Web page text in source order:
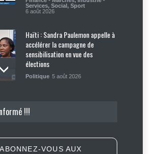
Services, Social , Sport
6 août 2026
Haïti : Sandra Paulemon appelle à
accélérer la campagne de
sensibilisation en vue des
élections
Politique 5 août 2026
gouvernement resserre son
!!!
ABONNEZ-VOUS AUX